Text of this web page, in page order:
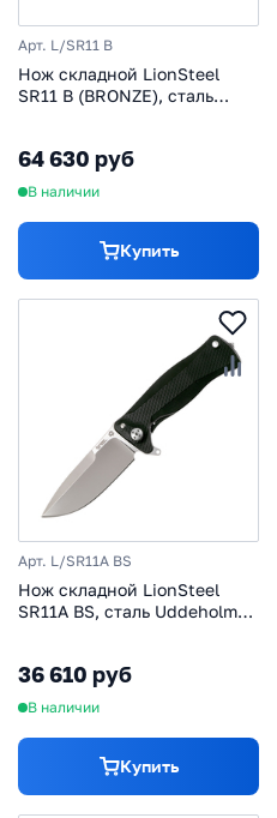
Арт. L/SR11 B
Нож складной LionSteel
SR11 B (BRONZE), сталь
технологии Solid®,
бронзовый
64 630 руб
В наличии
Купить
Арт. L/SR11A BS
Нож складной LionSteel
SR11A BS, сталь Uddeholm
Aluminum)
36 610 руб
В наличии
Купить